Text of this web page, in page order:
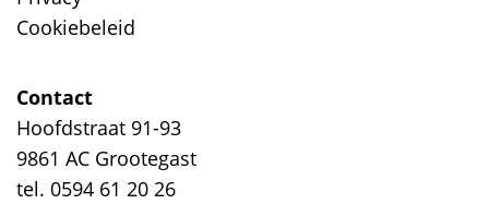
Cookiebeleid
Contact
Hoofdstraat 91-93
9861 AC Grootegast
tel. 0594 61 20 26